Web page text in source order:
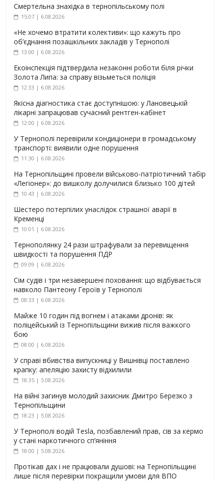
Смертельна знахідка в тернопільському полі
15:07 | 6.08.2026
«Не хочемо втратити колективи»: що кажуть про
об’єднання позашкільних закладів у Тернополі
13:00 | 6.08.2026
Екоінспекція підтвердила незаконні роботи біля річки
Золота Липа: за справу візьметься поліція
12:33 | 6.08.2026
Якісна діагностика стає доступнішою: у Лановецькій
лікарні запрацював сучасний рентген-кабінет
12:00 | 6.08.2026
У Тернополі перевірили кондиціонери в громадському
транспорті: виявили одне порушення
11:30 | 6.08.2026
На Тернопільщині провели військово-патріотичний табір
«Легіонер»: до вишколу долучилися близько 100 дітей
10:43 | 6.08.2026
Шестеро потерпілих унаслідок страшної аварії в
Кременці
10:01 | 6.08.2026
Тернополянку 24 рази штрафували за перевищення
швидкості та порушення ПДР
09:09 | 6.08.2026
Сім судів і три незавершені поховання: що відбувається
навколо Пантеону Героїв у Тернополі
08:33 | 6.08.2026
Майже 10 годин під вогнем і атаками дронів: як
поліцейський із Тернопільщини вижив після важкого
бою
08:00 | 6.08.2026
У справі вбивства випускниці у Вишнівці поставлено
крапку: апеляцію захисту відхилили
18:35 | 5.08.2026
На війні загинув молодий захисник Дмитро Березко з
Тернопільщини
18:23 | 5.08.2026
У Тернополі водій Tesla, позбавлений прав, сів за кермо
у стані наркотичного сп’яніння
18:00 | 5.08.2026
Протікав дах і не працювали душові: на Тернопільщині
лише після перевірки покращили умови для ВПО